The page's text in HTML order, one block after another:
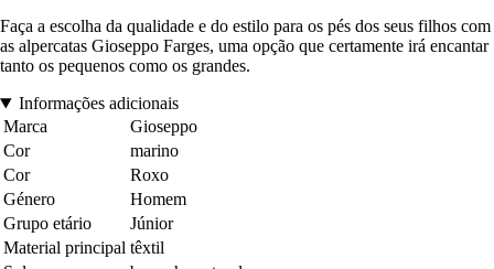
Faça a escolha da qualidade e do estilo para os pés dos seus filhos com
as alpercatas Gioseppo Farges, uma opção que certamente irá encantar
tanto os pequenos como os grandes.
Informações adicionais
Marca
Gioseppo
Cor
marino
Cor
Roxo
Género
Homem
Grupo etário
Júnior
Material principal têxtil